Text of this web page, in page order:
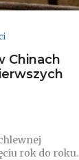
Chinach
rok do roku.